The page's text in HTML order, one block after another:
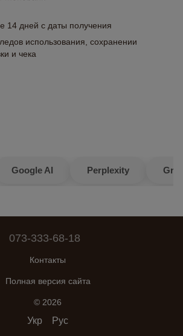
14 дней с даты получения
использования, сохранении
и чека
Google AI Perplexity
073-333-68-18
Контакты
Полная версия сайта
© 2026
Укр Рус